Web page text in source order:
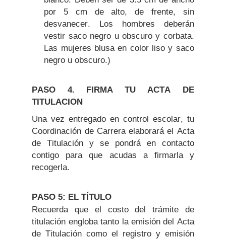
por 5 cm de alto, de frente, sin
desvanecer. Los hombres deberán
vestir saco negro u obscuro y corbata.
Las mujeres blusa en color liso y saco
negro u obscuro.)
PASO 4. FIRMA TU ACTA DE
TITULACION
Una vez entregado en control escolar, tu
Coordinación de Carrera elaborará el Acta
de Titulación y se pondrá en contacto
contigo para que acudas a firmarla y
recogerla.
PASO 5: EL TÍTULO
Recuerda que el costo del trámite de
titulación engloba tanto la emisión del Acta
de Titulación como el registro y emisión